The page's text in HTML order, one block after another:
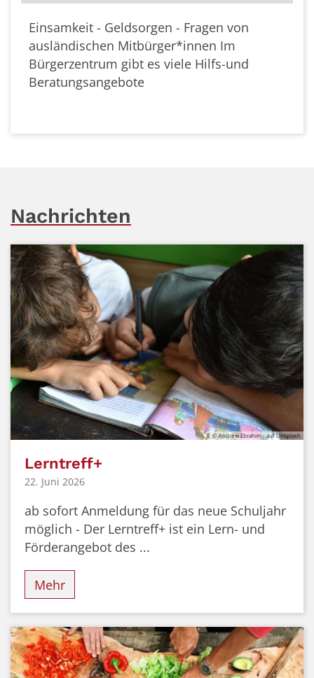
Einsamkeit - Geldsorgen - Fragen von
ausländischen Mitbürger*innen Im
Bürgerzentrum gibt es viele Hilfs-und
Beratungsangebote
Nachrichten
© Andrew Ebrahim - auf Unsplash
Lerntreff+
22. Juni 2026
ab sofort Anmeldung für das neue Schuljahr
möglich - Der Lerntreff+ ist ein Lern- und
Förderangebot des ...
Mehr